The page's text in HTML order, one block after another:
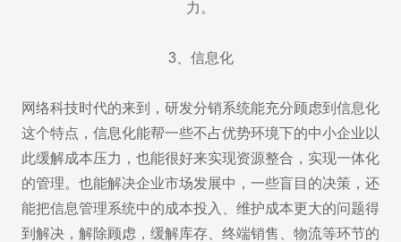
力。
3、信息化
网络科技时代的来到，研发分销系统能充分顾虑到信息化
这个特点，信息化能帮一些不占优势环境下的中小企业以
此缓解成本压力，也能很好来实现资源整合，实现一体化
的管理。也能解决企业市场发展中，一些盲目的决策，还
能把信息管理系统中的成本投入、维护成本更大的问题得
到解决，解除顾虑，缓解库存、终端销售、物流等环节的